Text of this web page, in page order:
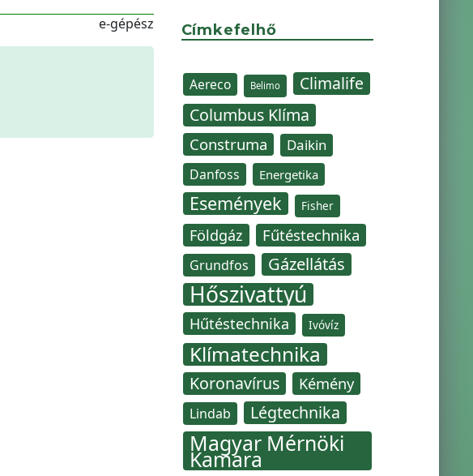
e-gépész Címkefelhő
Aereco Belimo
Climalife
Columbus Klíma
Construma Daikin
Danfoss Energetika
Események Fisher
Földgáz Fűtéstechnika
Grundfos Gázellátás
Hőszivattyú
Hűtéstechnika Ivóvíz
Klímatechnika
Koronavírus Kémény
Lindab Légtechnika
Magyar Mérnöki
Kamara